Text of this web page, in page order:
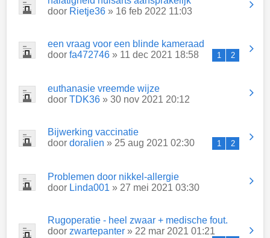
door Rietje36 » 16 feb 2022 11:03
een vraag voor een blinde kameraad
door fa472746 » 11 dec 2021 18:58 1 2
euthanasie vreemde wijze
door TDK36 » 30 nov 2021 20:12
Bijwerking vaccinatie
door doralien » 25 aug 2021 02:30 1 2
Problemen door nikkel-allergie
door Linda001 » 27 mei 2021 03:30
Rugoperatie - heel zwaar + medische fout.
door zwartepanter » 22 mar 2021 01:21